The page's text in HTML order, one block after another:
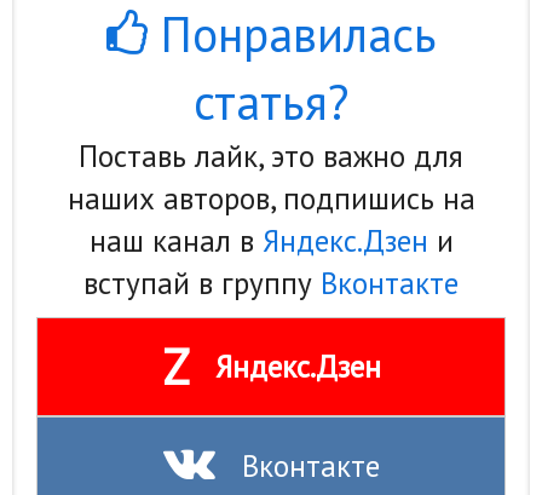
Понравилась
статья?
Поставь лайк, это важно для
наших авторов, подпишись на
наш канал в Яндекс.Дзен и
вступай в группу Вконтакте
Z Яндекс.Дзен
Вконтакте